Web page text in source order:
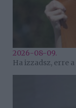
2026-08-09.
Ha izzadsz, erre